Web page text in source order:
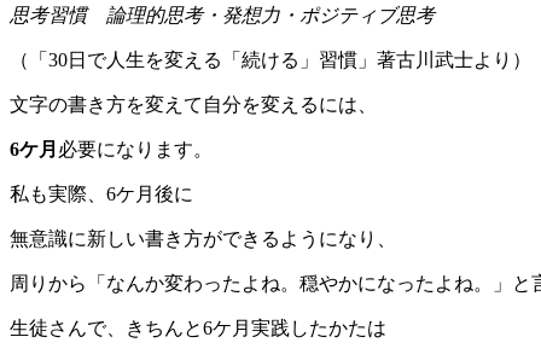
思考習慣 論理的思考・発想力・ポジティブ思考
（「30日で人生を変える「続ける」習慣」著古川武士より）
文字の書き方を変えて自分を変えるには、
6ケ月 必要になります。
私も実際、6ケ月後に
無意識に新しい書き方ができるようになり、
周りから「なんか変わったよね。穏やかになったよね。」と
生徒さんで、きちんと6ケ月実践したかたは